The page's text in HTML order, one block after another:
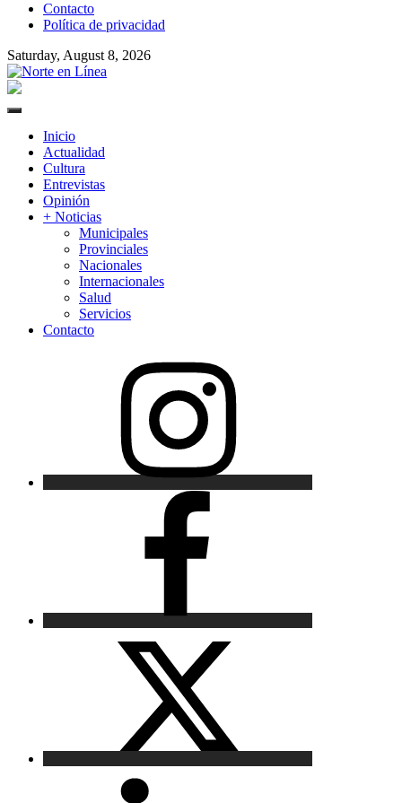
contentContacto
Política de privacidad
Saturday, August 8, 2026
Primary
Inicio
Actualidad
Cultura
Entrevistas
Opinión
+ Noticias
Municipales
Provinciales
Nacionales
Internacionales
Salud
Servicios
Contacto